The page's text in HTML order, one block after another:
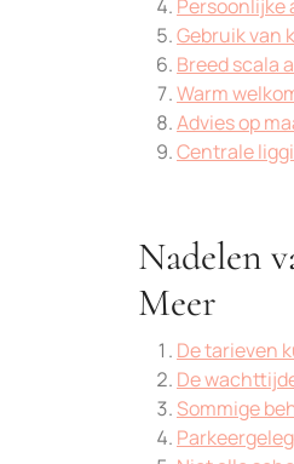
Persoonlijke
Gebruik van
Breed scala
Warm
Advies op
Centrale
Nadelen
Meer
De tarieven
De
Sommige